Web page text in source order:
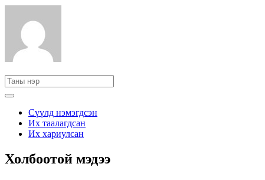
Сүүлд нэмэгдсэн
Их таалагдсан
Их хариулсан
Холбоотой мэдээ